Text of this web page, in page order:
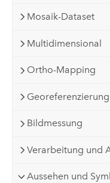
Mosaik-Dataset
Multidimensional
Ortho-Mapping
Georeferenzierung
Bildmessung
Verarbeitung und
Aussehen und